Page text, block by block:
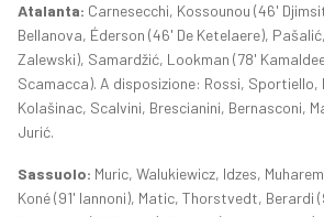
Atalanta: Carnesecchi, Kossounou (46'
Bellanova, Éderson (46' De Ketelaere),
Zalewski), Samardžić, Lookman (78'
Scamacca). A disposizione: Rossi, Sportiello,
Kolašinac, Scalvini, Brescianini, Bernasconi,
Jurić.
Sassuolo: Muric, Walukiewicz, Idzes,
Koné (91' Iannoni), Matic, Thorstvedt, Berardi